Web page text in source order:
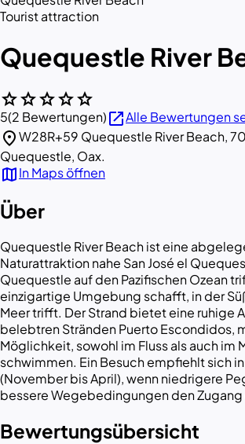
Tourist attraction
Quequestle River
starstarstarstarstar
5(2 Bewertungen)open_in_newAlle Bewertungen
location_onW28R+59 Quequestle River Beach,
Quequestle, Oax.
mapIn Maps öffnen
Über
Quequestle River Beach ist eine
Naturattraktion nahe San José el
Quequestle auf den Pazifischen Ozean
einzigartige Umgebung schafft, in der
Meer trifft. Der Strand bietet eine ruhige
belebtren Stränden Puerto Escondidos,
Möglichkeit, sowohl im Fluss als auch im
schwimmen. Ein Besuch empfiehlt sich
(November bis April), wenn niedrigere
bessere Wegebedingungen den
Bewertungsübersicht